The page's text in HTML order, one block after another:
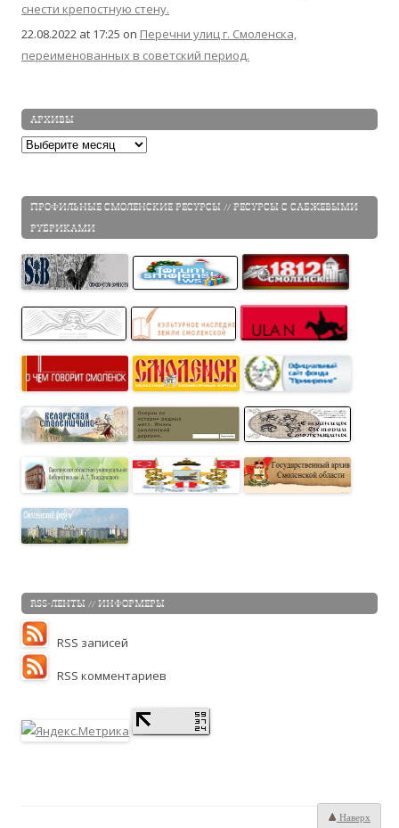
снести крепостную стену.
22.08.2022 at 17:25 on Перечни улиц г. Смоленска,
переименованных в советский период.
АРХИВЫ
Архивы
ПРОФИЛЬНЫЕ СМОЛЕНСКИЕ РЕСУРСЫ // РЕСУРСЫ С САБЖЕВЫМИ
РУБРИКАМИ
RSS-ЛЕНТЫ // ИНФОРМЕРЫ
RSS записей
RSS комментариев
Наверх